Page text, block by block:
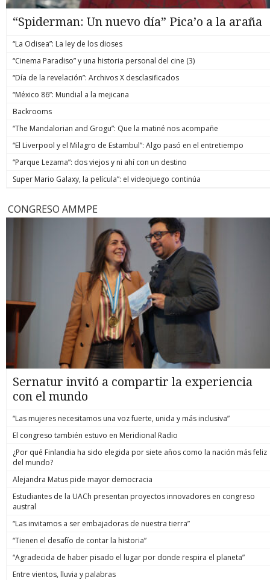
“Spiderman: Un nuevo día” Pica’o a la araña
“La Odisea”: La ley de los dioses
“Cinema Paradiso” y una historia personal del cine (3)
“Día de la revelación”: Archivos X desclasificados
“México 86”: Mundial a la mejicana
Backrooms
“The Mandalorian and Grogu”: Que la matiné nos acompañe
“El Liverpool y el Milagro de Estambul”: Algo pasó en el entretiempo
“Parque Lezama”: dos viejos y ni ahí con un destino
Super Mario Galaxy, la película”: el videojuego continúa
CONGRESO AMMPE
Sernatur invitó a compartir la experiencia
con el mundo
“Las mujeres necesitamos una voz fuerte, unida y más inclusiva”
El congreso también estuvo en Meridional Radio
¿Por qué Finlandia ha sido elegida por siete años como la nación más feliz
del mundo?
Alejandra Matus pide mayor democracia
Estudiantes de la UACh presentan proyectos innovadores en congreso
austral
“Las invitamos a ser embajadoras de nuestra tierra”
“Tienen el desafío de contar la historia”
“Agradecida de haber pisado el lugar por donde respira el planeta”
Entre vientos, lluvia y palabras